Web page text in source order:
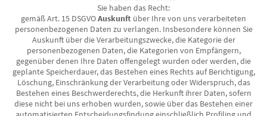
Sie haben das Recht:
gemäß Art. 15 DSGVOAuskunft über Ihre von uns verarbeiteten
personenbezogenen Daten zu verlangen. Insbesondere können Sie
Auskunft über die Verarbeitungszwecke, die Kategorie der
personenbezogenen Daten, die Kategorien von Empfängern,
gegenüber denen Ihre Daten offengelegt wurden oder werden, die
geplante Speicherdauer, das Bestehen eines Rechts auf Berichtigung,
Löschung, Einschränkung der Verarbeitung oder Widerspruch, das
Bestehen eines Beschwerderechts, die Herkunft ihrer Daten, sofern
diese nicht bei uns erhoben wurden, sowie über das Bestehen einer